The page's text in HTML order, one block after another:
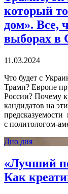
который
дом». Все,
выборах
11.03.2024
Что будет с
Трамп? Европе
России? Почему
кандидатов на
с политологом-
Дно дня
«Лучший
Как